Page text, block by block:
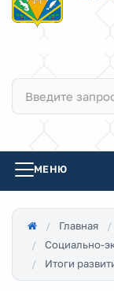
МЕНЮ
Главная
Социально-
Итоги